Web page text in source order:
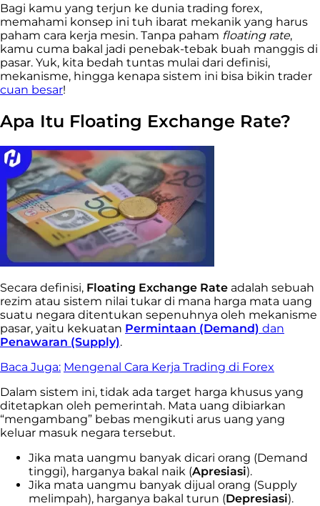
Bagi kamu yang terjun ke dunia trading forex,
memahami konsep ini tuh ibarat mekanik yang harus
paham cara kerja mesin. Tanpa paham floating rate,
kamu cuma bakal jadi penebak-tebak buah manggis di
pasar. Yuk, kita bedah tuntas mulai dari definisi,
mekanisme, hingga kenapa sistem ini bisa bikin trader
cuan besar!
Apa Itu Floating Exchange Rate?
Secara definisi, Floating Exchange Rate adalah sebuah
rezim atau sistem nilai tukar di mana harga mata uang
suatu negara ditentukan sepenuhnya oleh mekanisme
pasar, yaitu kekuatan Permintaan (Demand) dan
Penawaran (Supply).
Baca Juga: Mengenal Cara Kerja Trading di Forex
Dalam sistem ini, tidak ada target harga khusus yang
ditetapkan oleh pemerintah. Mata uang dibiarkan
“mengambang” bebas mengikuti arus uang yang
keluar masuk negara tersebut.
Jika mata uangmu banyak dicari orang (Demand
tinggi), harganya bakal naik (Apresiasi).
Jika mata uangmu banyak dijual orang (Supply
melimpah), harganya bakal turun (Depresiasi).